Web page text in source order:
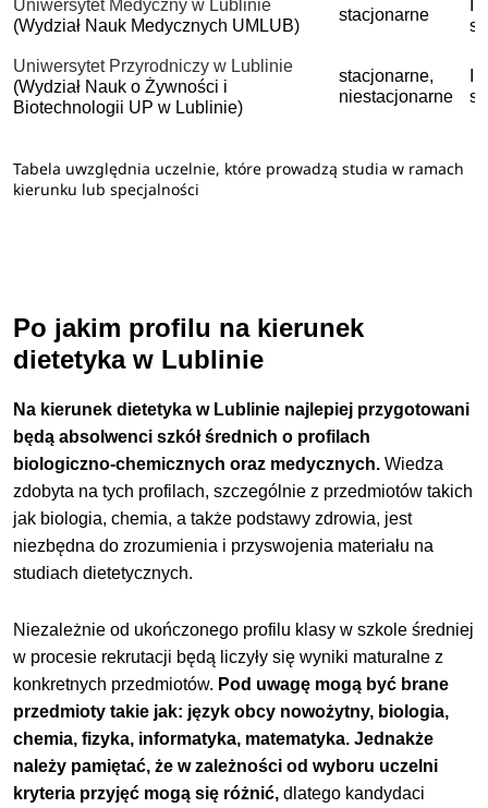
Uniwersytet Medyczny w Lublinie
(Wydział Nauk Medycznych UMLUB)
stacjonarne
Uniwersytet Przyrodniczy w Lublinie
(Wydział Nauk o Żywności i
Biotechnologii UP w Lublinie)
stacjonarne,
niestacjonarne
Tabela uwzględnia uczelnie, które prowadzą studia w ramach
kierunku lub specjalności
Po jakim profilu na kierunek
dietetyka w Lublinie
Na kierunek dietetyka w Lublinie najlepiej przygotowani
będą absolwenci szkół średnich o profilach
biologiczno-chemicznych oraz medycznych. Wiedza
zdobyta na tych profilach, szczególnie z przedmiotów takich
jak biologia, chemia, a także podstawy zdrowia, jest
niezbędna do zrozumienia i przyswojenia materiału na
studiach dietetycznych.
Niezależnie od ukończonego profilu klasy w szkole średniej
w procesie rekrutacji będą liczyły się wyniki maturalne z
konkretnych przedmiotów. Pod uwagę mogą być brane
przedmioty takie jak: język obcy nowożytny, biologia,
chemia, fizyka, informatyka, matematyka. Jednakże
należy pamiętać, że w zależności od wyboru uczelni
kryteria przyjęć mogą się różnić, dlatego kandydaci